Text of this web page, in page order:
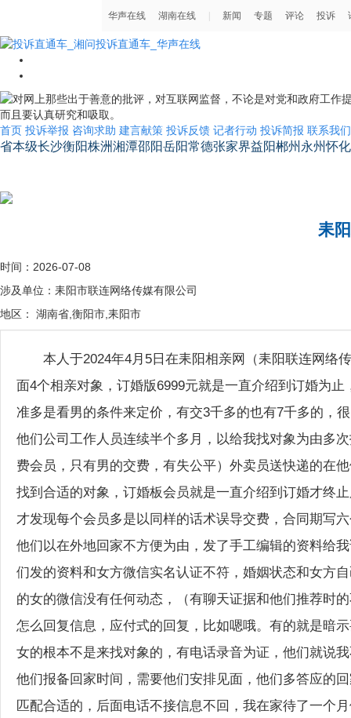
首页 投诉举报 咨询求助 建言献策 投诉反馈 记者行动 投诉简报 联系我们
省本级长沙衡阳株洲湘潭邵阳岳阳常德张家界益阳郴州 永州怀化
耒
时间：2026-07-08
涉及单位：耒阳市联连网络传媒有限公司
地区： 湖南省,衡阳市,耒阳市
本人于2024年4月5日在耒阳相亲网（耒阳联连网络
面4个相亲对象，订婚版6999元就是一直介绍到订婚为
准多是看男的条件来定价，有交3千多的也有7千多的，
他们公司工作人员连续半个多月，以给我找对象为由多
费会员，只有男的交费，有失公平）外卖员送快递的在
找到合适的对象，订婚板会员就是一直介绍到订婚才终
才发现每个会员多是以同样的话术误导交费，合同期写
他们以在外地回家不方便为由，发了手工编辑的资料给
们发的资料和女方微信实名认证不符，婚姻状态和女方
的女的微信没有任何动态，（有聊天证据和他们推荐时
怎么回复信息，应付式的回复，比如嗯哦。有的就是暗
女的根本不是来找对象的，有电话录音为证，他们就说
他们报备回家时间，需要他们安排见面，他们多答应的
匹配合适的，后面电话不接信息不回，我在家待了一个